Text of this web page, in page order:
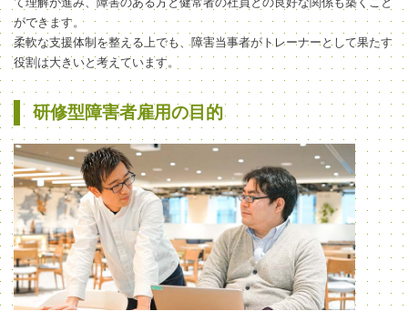
ができます。
柔軟な支援体制を整える上でも、障害当事者がトレーナーとして果たす
役割は大きいと考えています。
研修型障害者雇用の目的